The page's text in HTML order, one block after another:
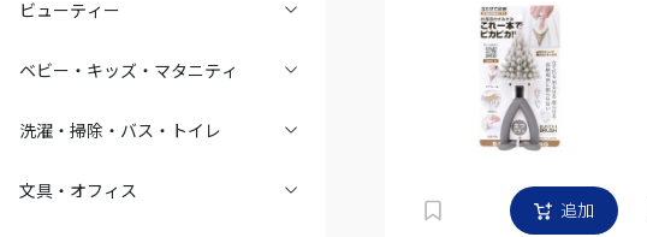
ビューティー
ベビー・キッズ・マタニティ
洗濯・掃除・バス・トイレ
文具・オフィス
追加